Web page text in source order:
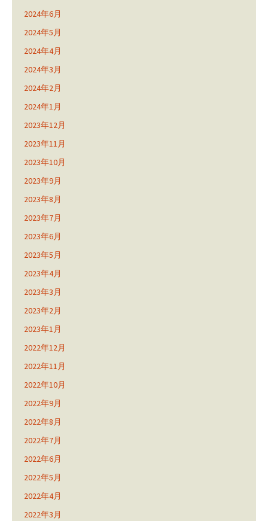
2024年6月
2024年5月
2024年4月
2024年3月
2024年2月
2024年1月
2023年12月
2023年11月
2023年10月
2023年9月
2023年8月
2023年7月
2023年6月
2023年5月
2023年4月
2023年3月
2023年2月
2023年1月
2022年12月
2022年11月
2022年10月
2022年9月
2022年8月
2022年7月
2022年6月
2022年5月
2022年4月
2022年3月